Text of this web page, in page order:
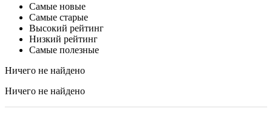
Самые новые
Самые старые
Высокий рейтинг
Низкий рейтинг
Самые полезные
Ничего не найдено
Ничего не найдено